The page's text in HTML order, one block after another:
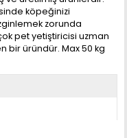
köpeğinizi
zorunda
pet yetiştiricisi uzman
bir üründür. Max 50 kg